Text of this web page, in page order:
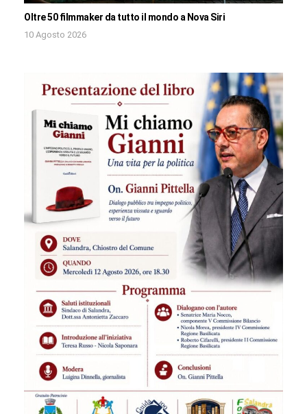
Oltre 50 filmmaker da tutto il mondo a Nova Siri
10 Agosto 2026